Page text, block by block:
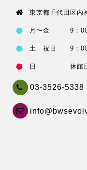
東京都千代田区
月〜金 9：00
土 祝日 9：00
日 休館
03-3526-5338